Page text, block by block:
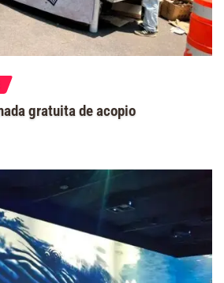
gratuita de acopio